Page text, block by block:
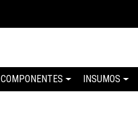
COMPONENTES INSUMOS